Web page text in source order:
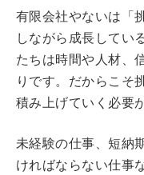
有限会社やないは「
しながら成長してい
たちは時間や人材、
りです。だからこそ
積み上げていく必要
未経験の仕事、短納
ければならない仕事